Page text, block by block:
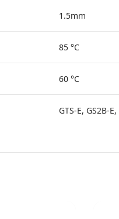
1.5mm
85 °C
60 °C
GTS-E, GS2B-